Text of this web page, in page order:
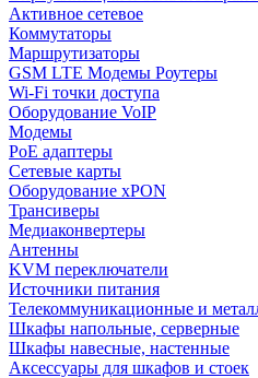
Активное сетевое
Коммутаторы
Маршрутизаторы
GSM LTE Модемы Роутеры
Wi-Fi точки доступа
Оборудование VoIP
Модемы
PoE адаптеры
Сетевые карты
Оборудование xPON
Трансиверы
Медиаконвертеры
Антенны
KVM переключатели
Источники питания
Телекоммуникационные и
Шкафы напольные, серверные
Шкафы навесные, настенные
Аксессуары для шкафов и стоек